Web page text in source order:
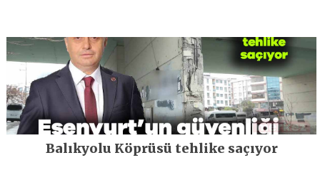
Balıkyolu Köprüsü tehlike saçıyor